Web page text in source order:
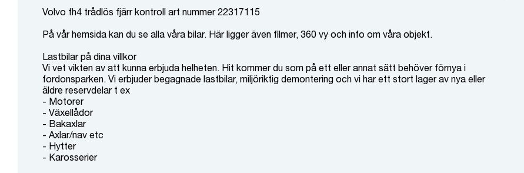
Volvo fh4 trådlös fjärr kontroll art nummer 22317115
På vår hemsida kan du se alla våra bilar. Här ligger även filmer, 360 vy och info om våra objekt.
Lastbilar på dina villkor
Vi vet vikten av att kunna erbjuda helheten. Hit kommer du som på ett eller annat sätt behöver förnya i
fordonsparken. Vi erbjuder begagnade lastbilar, miljöriktig demontering och vi har ett stort lager av nya eller
äldre reservdelar t ex
- Motorer
- Växellådor
- Bakaxlar
- Axlar/nav etc
- Hytter
- Karosserier